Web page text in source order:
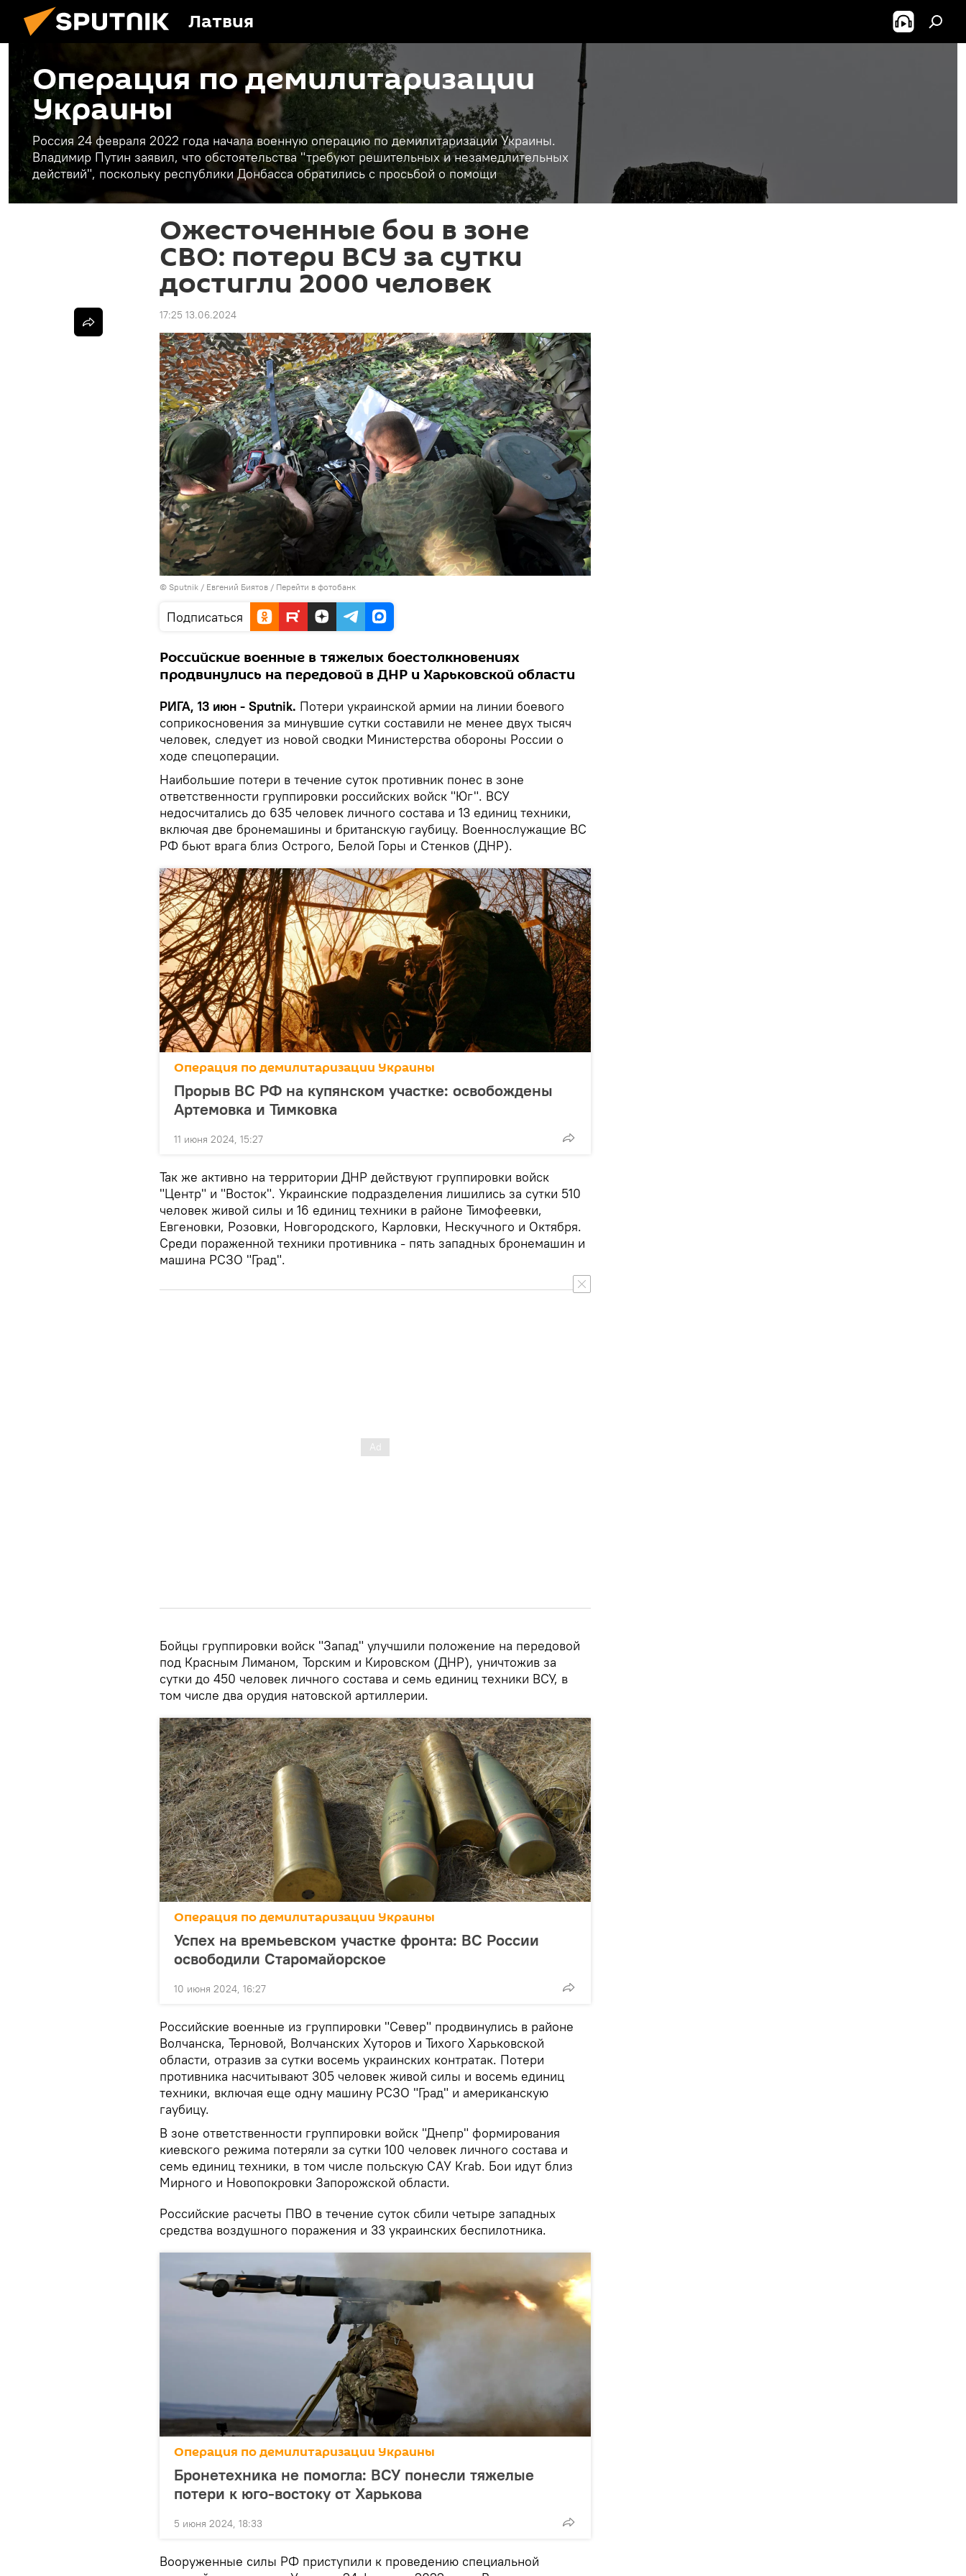
Латвия
Операция по демилитаризации
Украины
Россия 24 февраля 2022 года начала военную операцию по демилитаризации Украины.
Владимир Путин заявил, что обстоятельства "требуют решительных и незамедлительных
действий", поскольку республики Донбасса обратились с просьбой о помощи
Ожесточенные бои в зоне
СВО: потери ВСУ за сутки
достигли 2000 человек
17:25 13.06.2024
© Sputnik / Евгений Биятов / Перейти в фотобанк
Подписаться
Российские военные в тяжелых боестолкновениях
продвинулись на передовой в ДНР и Харьковской области
РИГА, 13 июн - Sputnik. Потери украинской армии на линии боевого
соприкосновения за минувшие сутки составили не менее двух тысяч
человек, следует из новой сводки Министерства обороны России о
ходе спецоперации.
Наибольшие потери в течение суток противник понес в зоне
ответственности группировки российских войск "Юг". ВСУ
недосчитались до 635 человек личного состава и 13 единиц техники,
включая две бронемашины и британскую гаубицу. Военнослужащие ВС
РФ бьют врага близ Острого, Белой Горы и Стенков (ДНР).
Операция по демилитаризации Украины
Прорыв ВС РФ на купянском участке: освобождены
Артемовка и Тимковка
11 июня 2024, 15:27
Так же активно на территории ДНР действуют группировки войск
"Центр" и "Восток". Украинские подразделения лишились за сутки 510
человек живой силы и 16 единиц техники в районе Тимофеевки,
Евгеновки, Розовки, Новгородского, Карловки, Нескучного и Октября.
Среди пораженной техники противника - пять западных бронемашин и
машина РСЗО "Град".
Бойцы группировки войск "Запад" улучшили положение на передовой
под Красным Лиманом, Торским и Кировском (ДНР), уничтожив за
сутки до 450 человек личного состава и семь единиц техники ВСУ, в
том числе два орудия натовской артиллерии.
Операция по демилитаризации Украины
Успех на времьевском участке фронта: ВС России
освободили Старомайорское
10 июня 2024, 16:27
Российские военные из группировки "Север" продвинулись в районе
Волчанска, Терновой, Волчанских Хуторов и Тихого Харьковской
области, отразив за сутки восемь украинских контратак. Потери
противника насчитывают 305 человек живой силы и восемь единиц
техники, включая еще одну машину РСЗО "Град" и американскую
гаубицу.
В зоне ответственности группировки войск "Днепр" формирования
киевского режима потеряли за сутки 100 человек личного состава и
семь единиц техники, в том числе польскую САУ Krab. Бои идут близ
Мирного и Новопокровки Запорожской области.
Российские расчеты ПВО в течение суток сбили четыре западных
средства воздушного поражения и 33 украинских беспилотника.
Операция по демилитаризации Украины
Бронетехника не помогла: ВСУ понесли тяжелые
потери к юго-востоку от Харькова
5 июня 2024, 18:33
Вооруженные силы РФ приступили к проведению специальной